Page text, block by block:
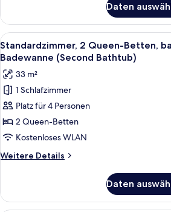
Bathtub
(Second
Bathtub)
anzeigen
Room,
Queen
Beds,
Bathtub
(Second
Bathtub)
Daten
Alle
Fotos
für
Standardzimmer,
2 Queen-
Betten,
barrierearme
Badewanne
(Second
Bathtub)
Ein
8
Standardzimmer, 2 Queen-Betten,
Badewanne (Second Bathtub)
33 m²
1 Schlafzimmer
Platz für 4 Personen
2 Queen-Betten
Kostenloses WLAN
Weitere Details
Weitere
2 Queen-
Betten,
Daten